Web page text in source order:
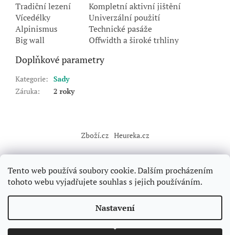
Tento web používá soubory cookie. Dalším procházením
tohoto webu vyjadřujete souhlas s jejich používáním.
Nastavení
Tradiční lezení
Kompletní aktivní jištění
Vícedélky
Univerzální použití
Alpinismus
Technické pasáže
Big wall
Offwidth a široké trhliny
Doplňkové parametry
Kategorie: Sady
Záruka: 2 roky
a
Zboží.cz Heureka.cz
. Všechna práva vyhrazena.